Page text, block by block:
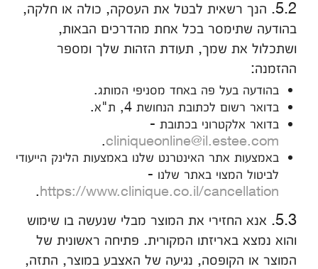
5.2. הנך רשאית לבטל את העסקה, כולה או חלקה,
בהודעה שתימסר בכל אחת מהדרכים הבאות,
ושתכלול את שמך, תעודת הזהות שלך ומספר
ההזמנה:
בהודעה בעל פה באחד מסניפי המותג.
בדואר רשום לכתובת הנחושת 4, ת"א.
בדואר אלקטרוני בכתובת -
cliniqueonline@il.estee.com
.
באמצעות אתר האינטרנט שלנו באמצעות הלינק הייעודי
לביטול המצוי באתר שלנו -
https://www.clinique.co.il/cancellation
.
5.3. אנא החזירי את המוצר מבלי שנעשה בו שימוש
והוא נמצא באריזתו המקורית. פתיחה ראשונית של
המוצר או הקופסה, נגיעה של האצבע במוצר, התזה,